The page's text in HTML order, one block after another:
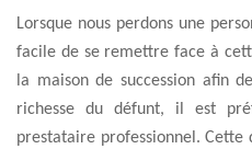
Lorsque nous perdons une
facile de se remettre face à
la maison de succession afin
richesse du défunt, il est
prestataire professionnel. Cette